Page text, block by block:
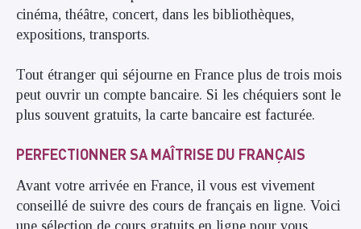
cinéma, théâtre, concert, dans les bibliothèques,
expositions, transports.
Tout étranger qui séjourne en France plus de trois mois
peut ouvrir un compte bancaire. Si les chéquiers sont le
plus souvent gratuits, la carte bancaire est facturée.
PERFECTIONNER SA MAÎTRISE DU FRANÇAIS
Avant votre arrivée en France, il vous est vivement
conseillé de suivre des cours de français en ligne. Voici